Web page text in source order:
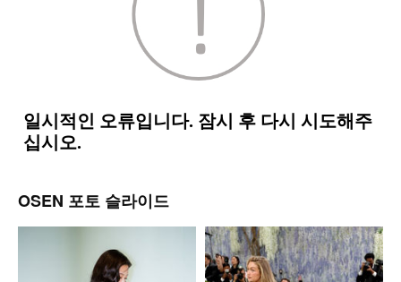
OSEN 포토 슬라이드